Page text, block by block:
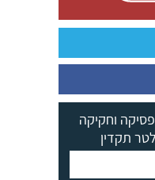
וחקיקה
תקדין